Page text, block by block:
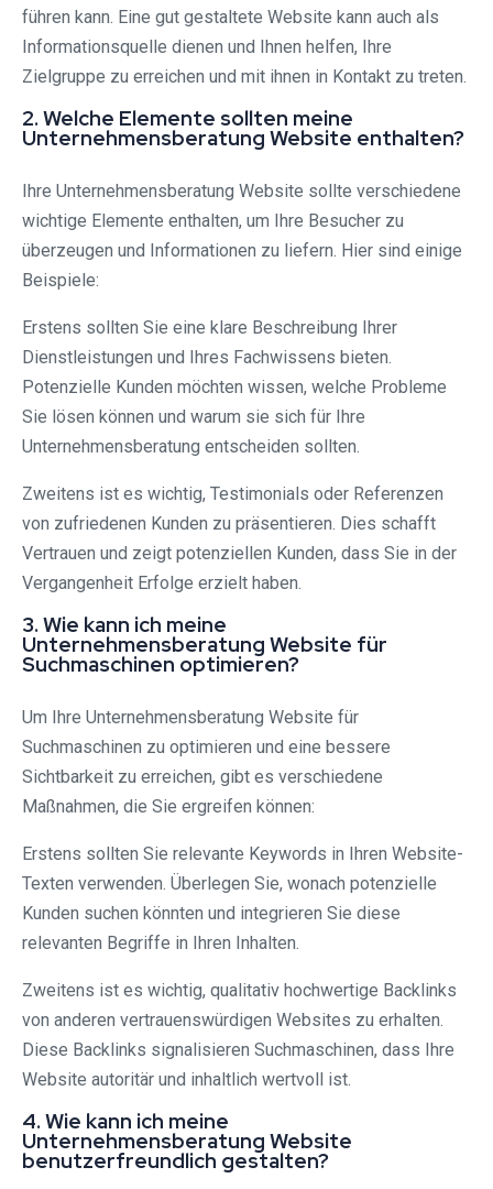
führen kann. Eine gut gestaltete Website kann auch als
Informationsquelle dienen und Ihnen helfen, Ihre
Zielgruppe zu erreichen und mit ihnen in Kontakt zu treten.
2. Welche Elemente sollten meine
Unternehmensberatung Website enthalten?
Ihre Unternehmensberatung Website sollte verschiedene
wichtige Elemente enthalten, um Ihre Besucher zu
überzeugen und Informationen zu liefern. Hier sind einige
Beispiele:
Erstens sollten Sie eine klare Beschreibung Ihrer
Dienstleistungen und Ihres Fachwissens bieten.
Potenzielle Kunden möchten wissen, welche Probleme
Sie lösen können und warum sie sich für Ihre
Unternehmensberatung entscheiden sollten.
Zweitens ist es wichtig, Testimonials oder Referenzen
von zufriedenen Kunden zu präsentieren. Dies schafft
Vertrauen und zeigt potenziellen Kunden, dass Sie in der
Vergangenheit Erfolge erzielt haben.
3. Wie kann ich meine
Unternehmensberatung Website für
Suchmaschinen optimieren?
Um Ihre Unternehmensberatung Website für
Suchmaschinen zu optimieren und eine bessere
Sichtbarkeit zu erreichen, gibt es verschiedene
Maßnahmen, die Sie ergreifen können:
Erstens sollten Sie relevante Keywords in Ihren Website-
Texten verwenden. Überlegen Sie, wonach potenzielle
Kunden suchen könnten und integrieren Sie diese
relevanten Begriffe in Ihren Inhalten.
Zweitens ist es wichtig, qualitativ hochwertige Backlinks
von anderen vertrauenswürdigen Websites zu erhalten.
Diese Backlinks signalisieren Suchmaschinen, dass Ihre
Website autoritär und inhaltlich wertvoll ist.
4. Wie kann ich meine
Unternehmensberatung Website
benutzerfreundlich gestalten?